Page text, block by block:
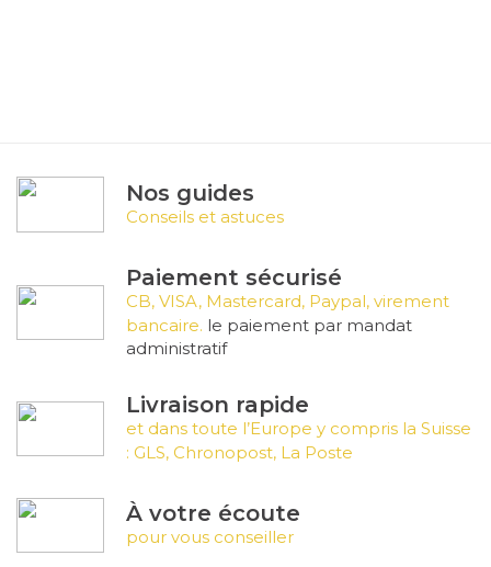
Nos guides
Conseils et astuces
Paiement sécurisé
CB, VISA, Mastercard, Paypal, virement
bancaire. le paiement par mandat
administratif
Livraison rapide
et dans toute l’Europe y compris la Suisse
: GLS, Chronopost, La Poste
À votre écoute
pour vous conseiller